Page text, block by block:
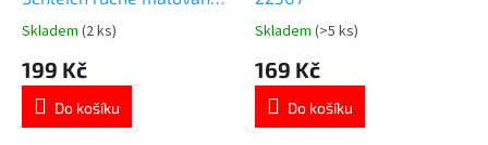
model
Průměrné
produktu
5,0
Skladem (2 ks)
199 Kč
Do košíku
Průměrné
produktu
5,0
Skladem (>5 ks)
169 Kč
Do košíku